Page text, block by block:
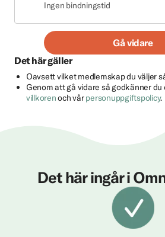
Ingen bindningstid
Gå vidare
Det här gäller
Oavsett vilket medlemskap du väljer
Genom att gå vidare så godkänner
villkorenoch vårpersonuppgiftspolicy.
Det här ingår i